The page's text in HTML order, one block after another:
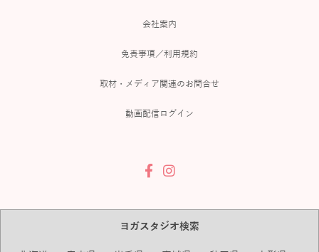
会社案内
免責事項／利用規約
取材・メディア関連のお問合せ
動画配信ログイン
ヨガスタジオ検索